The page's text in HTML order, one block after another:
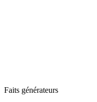
Faits générateurs